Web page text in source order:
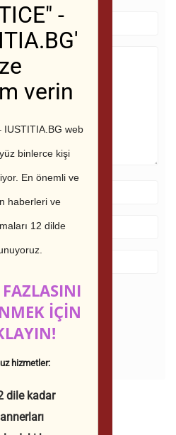
-
verin
IUSTITIA.BG web
binlerce kişi
En önemli ve
haberleri ve
12 dilde
İÇİN
hizmetler:
dile kadar